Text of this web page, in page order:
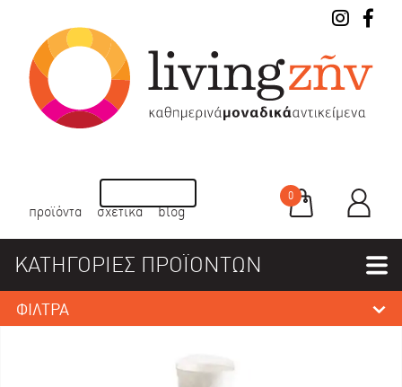
προϊόντα σχετικά blog
0
ΚΑΤΗΓΟΡΙΕΣ ΠΡΟΪΟΝΤΩΝ
ΦΙΛΤΡΑ